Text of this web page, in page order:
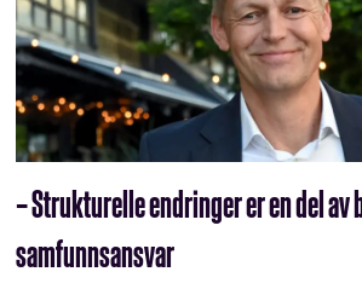
– Strukturelle endringer er en del av
samfunnsansvar